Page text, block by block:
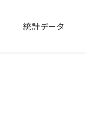
統計データ